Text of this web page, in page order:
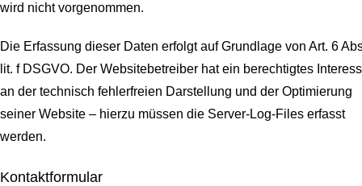
wird nicht vorgenommen.
Die Erfassung dieser Daten erfolgt auf Grundlage von Art. 6
lit. f DSGVO. Der Websitebetreiber hat ein berechtigtes
an der technisch fehlerfreien Darstellung und der Optimierung
seiner Website – hierzu müssen die Server-Log-Files erfasst
werden.
Kontaktformular